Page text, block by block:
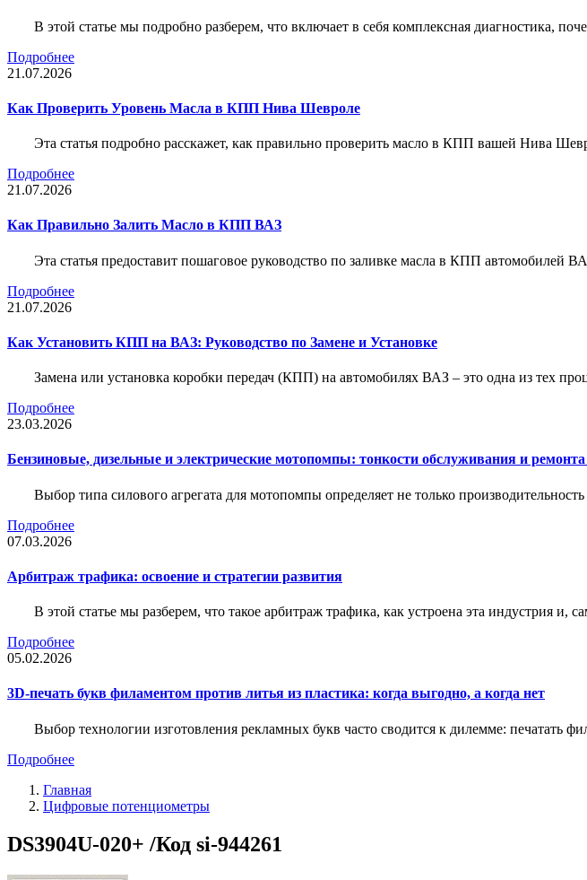
В этой статье мы подробно разберем, что включает в себя комплексная диагностика,
Подробнее
21.07.2026
Как Проверить Уровень Масла в КПП Нива Шевроле
Эта статья подробно расскажет, как правильно проверить масло в КПП вашей Нива
Подробнее
21.07.2026
Как Правильно Залить Масло в КПП ВАЗ
Эта статья предоставит пошаговое руководство по заливке масла в КПП автомобилей
Подробнее
21.07.2026
Как Установить КПП на ВАЗ: Руководство по Замене и Установке
Замена или установка коробки передач (КПП) на автомобилях ВАЗ – это одна из тех
Подробнее
23.03.2026
Бензиновые, дизельные и электрические мотопомпы: тонкости обслуживания и
Выбор типа силового агрегата для мотопомпы определяет не только
Подробнее
07.03.2026
Арбитраж трафика: освоение и стратегии развития
В этой статье мы разберем, что такое арбитраж трафика, как устроена эта индустрия и,
Подробнее
05.02.2026
3D-печать букв филаментом против литья из пластика: когда выгодно, а когда нет
Выбор технологии изготовления рекламных букв часто сводится к дилемме: печатать
Подробнее
Главная
Цифровые потенциометры
DS3904U-020+ /Код si-944261